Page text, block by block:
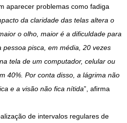
aparecer problemas como fadiga
da claridade das telas altera o
o olho, maior é a dificuldade para
pisca, em média, 20 vezes
tela de um computador, celular ou
40%. Por conta disso, a lágrima não
e a visão não fica nítida”, afirma
de intervalos regulares de